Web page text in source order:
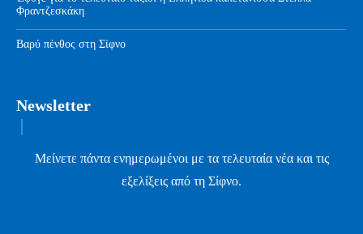
Φραντζεσκάκη
Βαρύ πένθος στη Σίφνο
Newsletter
Μείνετε πάντα ενημερωμένοι με τα τελευταία νέα και τις
εξελίξεις από τη Σίφνο.